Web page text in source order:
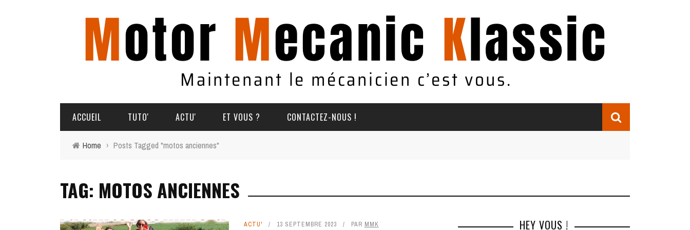
ACCUEIL TUTO'
COMMENT ÇA MARCHE
ACTU' ET VOUS ?
AGENDA
CONTACTEZ-NOUS !
Home › Posts Tagged "motos anciennes"
TAG: MOTOS ANCIENNES
ACTU' 13 SEPTEMBRE 2023 PAR MMK HEY VOUS !